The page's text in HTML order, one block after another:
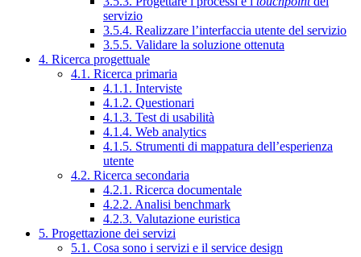
servizio
3.5.4. Realizzare l’interfaccia utente del servizio
3.5.5. Validare la soluzione ottenuta
4. Ricerca progettuale
4.1. Ricerca primaria
4.1.1. Interviste
4.1.2. Questionari
4.1.3. Test di usabilità
4.1.4. Web analytics
4.1.5. Strumenti di mappatura dell’esperienza
utente
4.2. Ricerca secondaria
4.2.1. Ricerca documentale
4.2.2. Analisi benchmark
4.2.3. Valutazione euristica
5. Progettazione dei servizi
5.1. Cosa sono i servizi e il service design